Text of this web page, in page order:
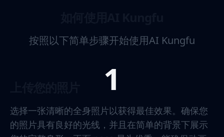
按照以下简单步骤开始使用AI Kungfu
1
选择一张清晰的全身照片以获得最佳效果。确保您
的照片具有良好的光线，并且在简单的背景下展示